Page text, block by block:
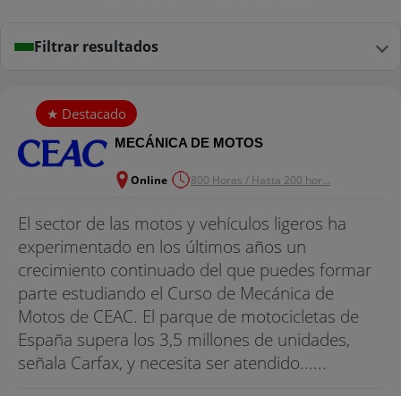
Filtrar resultados
MECÁNICA DE MOTOS
Online 800 Horas / Hasta 200 hor...
El sector de las motos y vehículos ligeros ha
experimentado en los últimos años un
crecimiento continuado del que puedes formar
parte estudiando el Curso de Mecánica de
Motos de CEAC. El parque de motocicletas de
España supera los 3,5 millones de unidades,
señala Carfax, y necesita ser atendido......